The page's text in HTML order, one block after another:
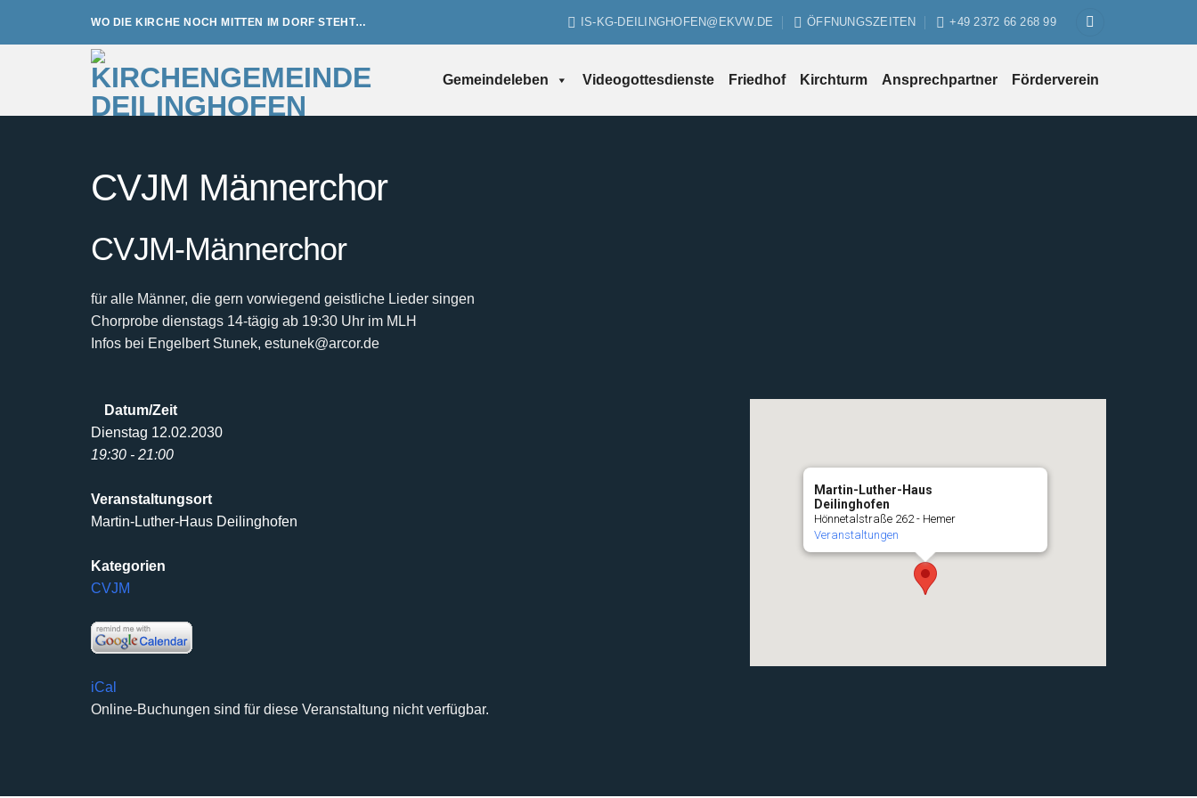
WO DIE KIRCHE NOCH MITTEN IM DORF STEHT… IS-KG-DEILINGHOFEN@EKVW.DE ÖFFNUNGSZEITEN +49 2372 66 268 99
Gemeindeleben Videogottesdienste Friedhof Kirchturm Ansprechpartner Förderverein
CVJM Männerchor
CVJM-Männerchor
für alle Männer, die gern vorwiegend geistliche Lieder singen
Chorprobe dienstags 14-tägig ab 19:30 Uhr im MLH
Infos bei Engelbert Stunek, estunek@arcor.de
Martin-Luther-Haus
Deilinghofen
Hönnetalstraße 262 - Hemer
Veranstaltungen
Datum/Zeit
Dienstag 12.02.2030
19:30 - 21:00
Veranstaltungsort
Martin-Luther-Haus Deilinghofen
Kategorien
CVJM
iCal
Online-Buchungen sind für diese Veranstaltung nicht verfügbar.